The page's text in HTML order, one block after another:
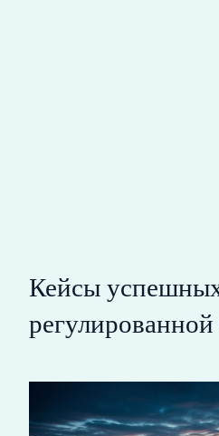
Кейсы
регулированной